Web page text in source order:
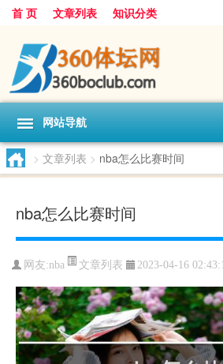
首 页 文章列表 知识分类
网站导航
> 文章列表 > nba怎么比赛时间
nba怎么比赛时间
网友:nba 文章列表 2023-04-16